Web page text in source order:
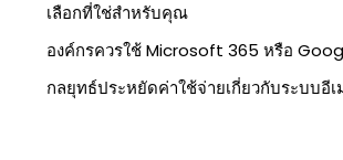
เลือกที่ใช่สำหรับคุณ
องค์กรควรใช้ Microsoft 365 หรือ
กลยุทธ์ประหยัดค่าใช้จ่ายเกี่ยวกับระบบอีเ